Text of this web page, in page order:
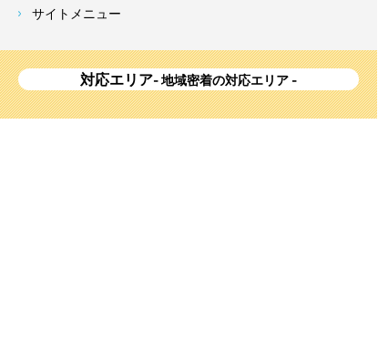
サイトメニュー
対応エリア- 地域密着の対応エリア -